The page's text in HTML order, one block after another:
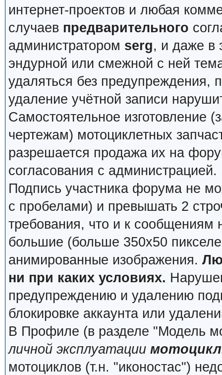
интернет-проектов и любая
случаев предварительного
администратором serg, и даже в
эндурной или смежной с ней
удаляться без предупреждения,
удаление учётной записи
Самостоятельное изготовление
чертежам) мотоциклетных
разрешается продажа их на
согласования с администрацией.
Подпись участника форума не
с пробелами) и превышать 2
требования, что и к
большие (больше 350x50
анимированные изображения.
ни при каких условиях.
предупреждению и удалению
блокировке аккаунта или
В Профиле (в разделе "Модель
личной эксплуатации
мотоциклов (т.н. "иконостас")